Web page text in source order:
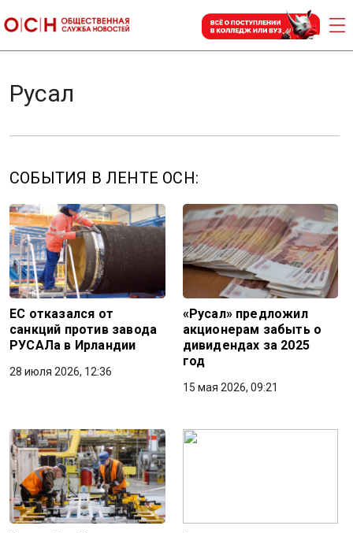
Русал
СОБЫТИЯ В ЛЕНТЕ ОСН:
ЕС отказался от
санкций против завода
РУСАЛа в Ирландии
28 июля 2026, 12:36
«Русал» предложил
акционерам забыть о
дивидендах за 2025
год
15 мая 2026, 09:21